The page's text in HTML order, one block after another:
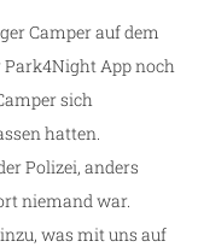
Camper auf dem
App noch
sich
hatten.
Polizei, anders
niemand war.
was mit uns auf